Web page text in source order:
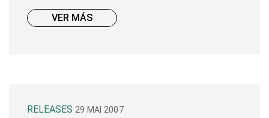
VER MÁS
RELEASES 29 MAI 2007